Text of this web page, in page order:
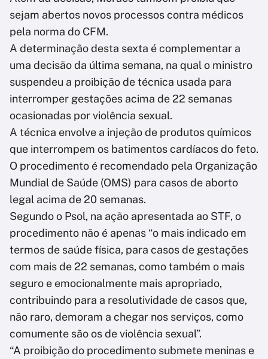
sejam abertos novos processos contra médicos
pela norma do CFM.
A determinação desta sexta é complementar a
uma decisão da última semana, na qual o ministro
suspendeu a proibição de técnica usada para
interromper gestações acima de 22 semanas
ocasionadas por violência sexual.
A técnica envolve a injeção de produtos químicos
que interrompem os batimentos cardíacos do feto.
O procedimento é recomendado pela Organização
Mundial de Saúde (OMS) para casos de aborto
legal acima de 20 semanas.
Segundo o Psol, na ação apresentada ao STF, o
procedimento não é apenas “o mais indicado em
termos de saúde física, para casos de gestações
com mais de 22 semanas, como também o mais
seguro e emocionalmente mais apropriado,
contribuindo para a resolutividade de casos que,
não raro, demoram a chegar nos serviços, como
comumente são os de violência sexual”.
“A proibição do procedimento submete meninas e